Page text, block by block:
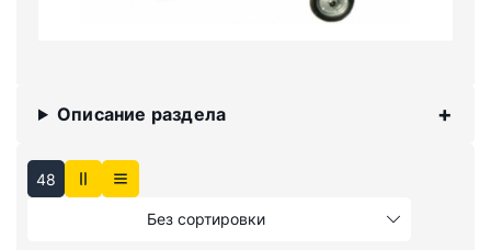
Описание раздела
48
Без сортировки